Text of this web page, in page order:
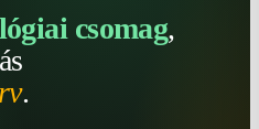
csomag,
.